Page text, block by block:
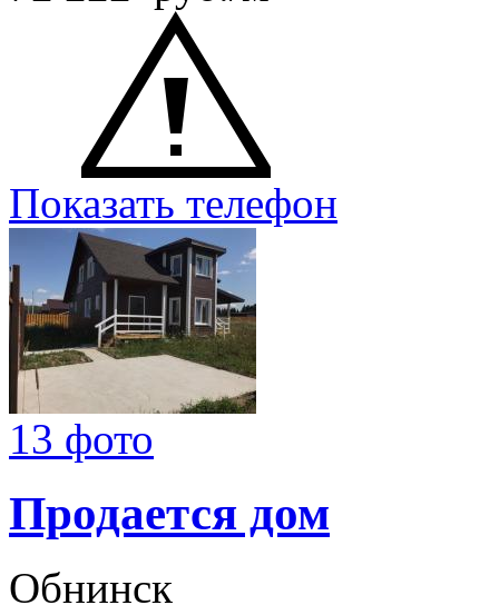
Показать телефон
13 фото
Продается дом
Обнинск